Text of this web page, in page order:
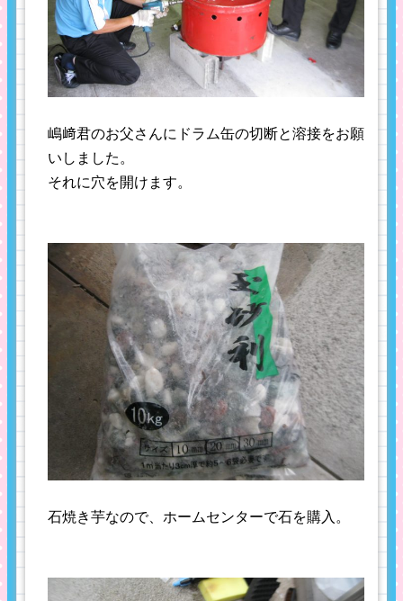
嶋﨑君のお父さんにドラム缶の切断と溶接をお願
いしました。
それに穴を開けます。
石焼き芋なので、ホームセンターで石を購入。